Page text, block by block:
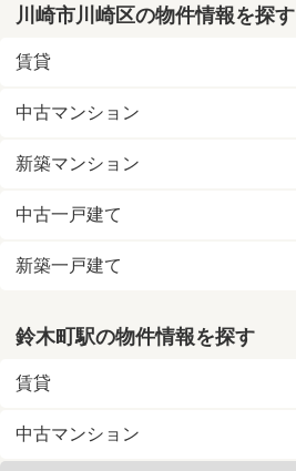
川崎市川崎区の物件情報を探す
賃貸
中古マンション
新築マンション
中古一戸建て
新築一戸建て
鈴木町駅の物件情報を探す
賃貸
中古マンション